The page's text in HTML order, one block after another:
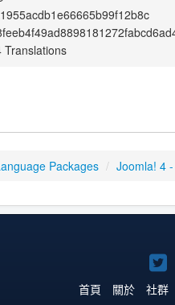
Translations
Packages / Joomla! 4
上
首頁 關於 社群